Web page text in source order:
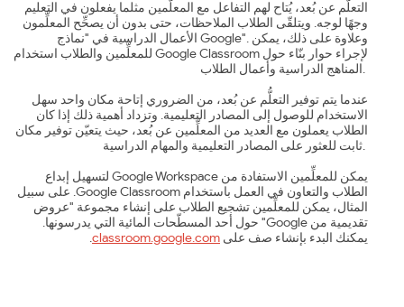
التعلّم عن بُعد، يُتاح لهم التفاعل مع المعلّمين مثلما يفعلون في التعليم
وجهًا لوجه. ويتلقّى الطلاب الملاحظات، حتى بدون أن يصحِّح المعلِّمون
الأعمال الدراسية في "نماذج Google". وعلاوة على ذلك، يمكن
للمعلِّمين والطلاب استخدام Google Classroom لإجراء حوار بنّاء حول
عندما يتم توفير التعلُّم عن بُعد، من الضروري إتاحة مكان واحد سهل
الاستخدام للوصول إلى المصادر التعليمية. وتزداد أهمية ذلك إذا كان
الطلاب يعملون مع العديد من المعلِّمين عن بُعد، حيث يتعيّن توفير مكان
يمكن للمعلِّمين الاستفادة من Google Workspace لتسهيل إبداع
الطلاب والتعاون في العمل باستخدام Google Classroom. على سبيل
المثال، يمكن للمعلِّمين تشجيع الطلاب على إنشاء مجموعة "عروض
تقديمية من Google" حول أحد المسطّحات المائية التي يدرسونها.
يمكنك البدء بإنشاء صف على classroom.google.com
.